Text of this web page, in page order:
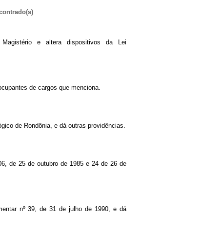
e altera dispositivos da Lei
de cargos que menciona.
de Rondônia, e dá outras providências.
de 25 de outubro de 1985 e 24 de 26 de
nº 39, de 31 de julho de 1990, e dá